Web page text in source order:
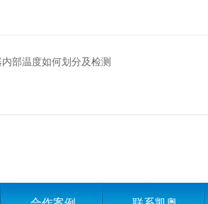
部温度如何划分及检测